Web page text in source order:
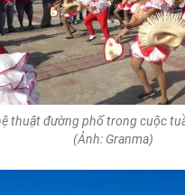
thuật đường phố trong cuộc
(Ảnh: Granma)